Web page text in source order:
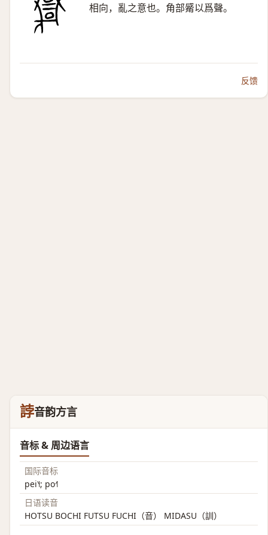
相向，亂之意也。角部觱以爲聲。
反馈
誖音韵方言
音标 & 周边语言
国际音标
pei˥˧; po˧˥
日语读音
HOTSU BOCHI FUTSU FUCHI（音） MIDASU（訓）